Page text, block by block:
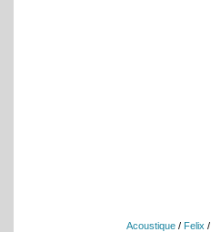
Acoustique / Felix /